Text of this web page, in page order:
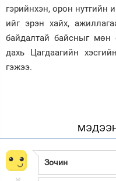
гэрийнхэн, орон нутгийн
ийг эрэн хайх,
байдалтай байсныг мөн
дахь Цагдаагийн
гэжээ.